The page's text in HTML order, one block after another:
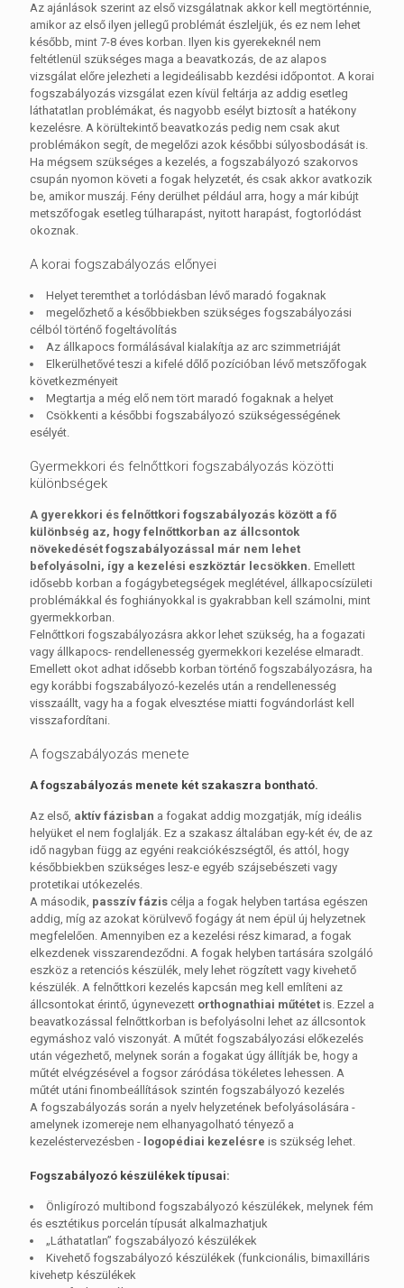
Az ajánlások szerint az első vizsgálatnak akkor kell megtörténnie,
amikor az első ilyen jellegű problémát észleljük, és ez nem lehet
később, mint 7-8 éves korban. Ilyen kis gyerekeknél nem
feltétlenül szükséges maga a beavatkozás, de az alapos
vizsgálat előre jelezheti a legideálisabb kezdési időpontot. A korai
fogszabályozás vizsgálat ezen kívül feltárja az addig esetleg
láthatatlan problémákat, és nagyobb esélyt biztosít a hatékony
kezelésre. A körültekintő beavatkozás pedig nem csak akut
problémákon segít, de megelőzi azok későbbi súlyosbodását is.
Ha mégsem szükséges a kezelés, a fogszabályozó szakorvos
csupán nyomon követi a fogak helyzetét, és csak akkor avatkozik
be, amikor muszáj. Fény derülhet például arra, hogy a már kibújt
metszőfogak esetleg túlharapást, nyitott harapást, fogtorlódást
okoznak.
A korai fogszabályozás előnyei
Helyet teremthet a torlódásban lévő maradó fogaknak
megelőzhető a későbbiekben szükséges fogszabályozási
célból történő fogeltávolítás
Az állkapocs formálásával kialakítja az arc szimmetriáját
Elkerülhetővé teszi a kifelé dőlő pozícióban lévő metszőfogak
következményeit
Megtartja a még elő nem tört maradó fogaknak a helyet
Csökkenti a későbbi fogszabályozó szükségességének
esélyét.
Gyermekkori és felnőttkori fogszabályozás közötti
különbségek
A gyerekkori és felnőttkori fogszabályozás között a fő
különbség az, hogy felnőttkorban az állcsontok
növekedését fogszabályozással már nem lehet
befolyásolni, így a kezelési eszköztár lecsökken. Emellett
idősebb korban a fogágybetegségek meglétével, állkapocsízületi
problémákkal és foghiányokkal is gyakrabban kell számolni, mint
gyermekkorban.
Felnőttkori fogszabályozásra akkor lehet szükség, ha a fogazati
vagy állkapocs- rendellenesség gyermekkori kezelése elmaradt.
Emellett okot adhat idősebb korban történő fogszabályozásra, ha
egy korábbi fogszabályozó-kezelés után a rendellenesség
visszaállt, vagy ha a fogak elvesztése miatti fogvándorlást kell
visszafordítani.
A fogszabályozás menete
A fogszabályozás menete két szakaszra bontható.
Az első, aktív fázisban a fogakat addig mozgatják, míg ideális
helyüket el nem foglalják. Ez a szakasz általában egy-két év, de az
idő nagyban függ az egyéni reakciókészségtől, és attól, hogy
későbbiekben szükséges lesz-e egyéb szájsebészeti vagy
protetikai utókezelés.
A második, passzív fázis célja a fogak helyben tartása egészen
addig, míg az azokat körülvevő fogágy át nem épül új helyzetnek
megfelelően. Amennyiben ez a kezelési rész kimarad, a fogak
elkezdenek visszarendeződni. A fogak helyben tartására szolgáló
eszköz a retenciós készülék, mely lehet rögzített vagy kivehető
készülék. A felnőttkori kezelés kapcsán meg kell említeni az
állcsontokat érintő, úgynevezett orthognathiai műtétet is. Ezzel a
beavatkozással felnőttkorban is befolyásolni lehet az állcsontok
egymáshoz való viszonyát. A műtét fogszabályozási előkezelés
után végezhető, melynek során a fogakat úgy állítják be, hogy a
műtét elvégzésével a fogsor záródása tökéletes lehessen. A
műtét utáni finombeállítások szintén fogszabályozó kezelés
A fogszabályozás során a nyelv helyzetének befolyásolására -
amelynek izomereje nem elhanyagolható tényező a
kezeléstervezésben - logopédiai kezelésre is szükség lehet.
Fogszabályozó készülékek típusai:
Önligírozó multibond fogszabályozó készülékek, melynek fém
és esztétikus porcelán típusát alkalmazhatjuk
„Láthatatlan” fogszabályozó készülékek
Kivehető fogszabályozó készülékek (funkcionális, bimaxilláris
kivehetp készülékek